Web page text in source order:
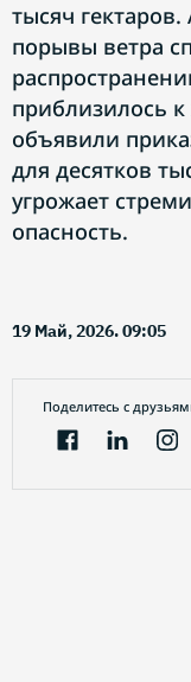
тысяч
порывы ветра
приблизилось
объявили
для десятков
угрожает
опасность.
19 Май, 2026. 09:05
Поделитесь с